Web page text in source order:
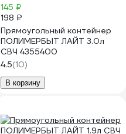
145 ₽
198 ₽
Прямоугольный контейнер
ПОЛИМЕРБЫТ ЛАЙТ 3.0л
СВЧ 4355400
4.5(10)
В корзину